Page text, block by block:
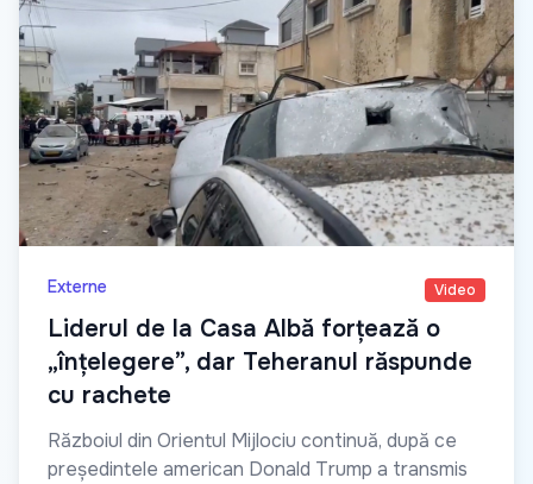
Externe Video
Liderul de la Casa Albă forțează o
„înțelegere”, dar Teheranul răspunde
cu rachete
Războiul din Orientul Mijlociu continuă, după ce
președintele american Donald Trump a transmis